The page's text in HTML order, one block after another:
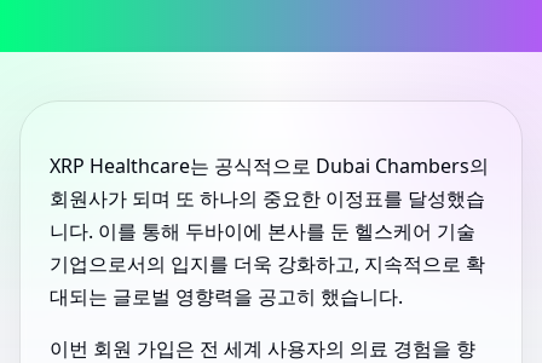
XRP Healthcare는 공식적으로 Dubai Chambers의
회원사가 되며 또 하나의 중요한 이정표를 달성했습
니다. 이를 통해 두바이에 본사를 둔 헬스케어 기술
기업으로서의 입지를 더욱 강화하고, 지속적으로 확
대되는 글로벌 영향력을 공고히 했습니다.
이번 회원 가입은 전 세계 사용자의 의료 경험을 향